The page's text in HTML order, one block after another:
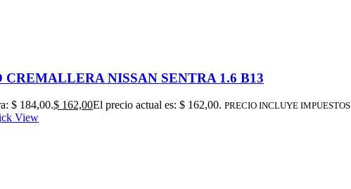
NISSAN SENTRA 1.6 B13
$ 184,00.$ 162,00El precio actual es: $ 162,00. PRECIO INCLUYE IMPUESTOS
View